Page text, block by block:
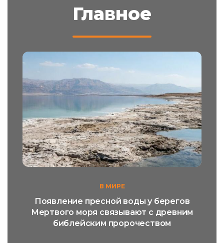
Главное
В МИРЕ
Появление пресной воды у берегов
Мертвого моря связывают с древним
библейским пророчеством